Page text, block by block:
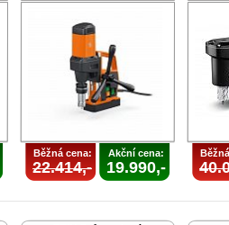
Běžná cena:
22.414,-
Akční cena:
19.990,-